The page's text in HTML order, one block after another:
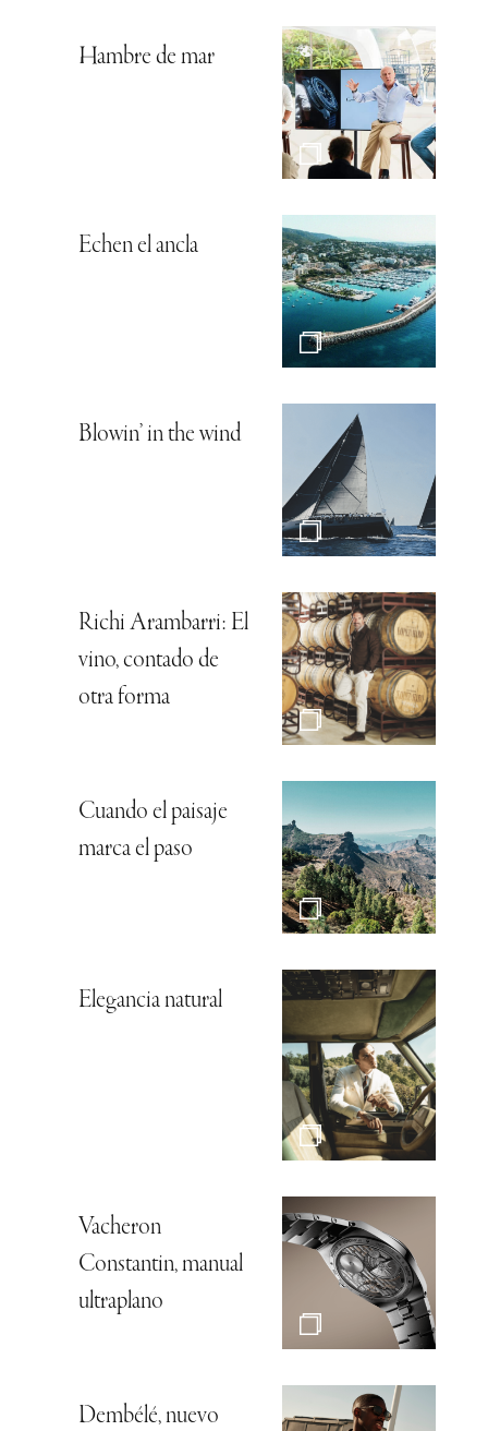
Hambre de mar
Echen el ancla
Blowin’ in the wind
Richi Arambarri: El
vino, contado de
otra forma
Cuando el paisaje
marca el paso
Elegancia natural
Vacheron
Constantin, manual
ultraplano
Dembélé, nuevo